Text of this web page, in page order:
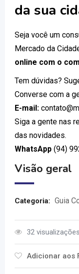
da sua
Seja você um
Mercado da
online com o
Tem dúvidas?
Converse com a
E-mail:
Siga a gente nas
das novidades.
WhatsApp (94)
Visão geral
Categoria: Guia
32 visualizações
Adicionar aos